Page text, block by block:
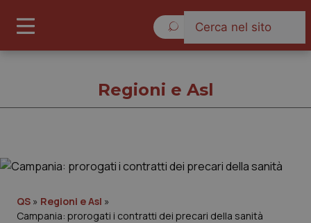
Cronache
Regioni e Asl
QS » Regioni e Asl »
Campania: prorogati i contratti dei precari della sanità